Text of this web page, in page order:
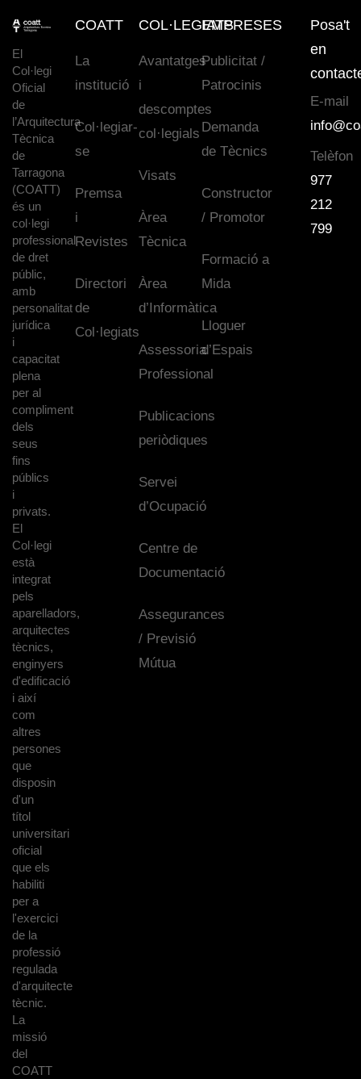
El
Col·legi
Oficial
de
l’Arquitectura
Tècnica
de
Tarragona
(COATT)
és un
col·legi
professional
de dret
públic,
amb
personalitat
jurídica
i
capacitat
plena
per al
compliment
dels
seus
fins
públics
i
privats.
El
Col·legi
està
integrat
pels
aparelladors,
arquitectes
tècnics,
enginyers
d'edificació
i així
com
altres
persones
que
disposin
d'un
títol
universitari
oficial
que els
habiliti
per a
l'exercici
de la
professió
regulada
d'arquitecte
tècnic.
La
missió
del
COATT
COATT
La
institució
Col·legiar-
se
Premsa
i
Revistes
Directori
de
Col·legiats
COL·LEGIATS
Avantatges
i
descomptes
col·legials
Visats
Àrea
Tècnica
Àrea
d’Informàtica
Assessoria
Professional
Publicacions
periòdiques
Servei
d’Ocupació
Centre de
Documentació
Assegurances
/ Previsió
Mútua
EMPRESES
Publicitat /
Patrocinis
Demanda
de Tècnics
Constructor
/ Promotor
Formació a
Mida
Lloguer
d’Espais
Posa't
en
E-mail
Telèfon
977
212
799